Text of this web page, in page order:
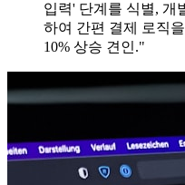
입력' 단계를 식별, 개
하여 간편 결제 로직
10% 상승 견인."